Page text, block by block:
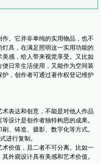
。它并非单纯的实用物品，也不
具，在满足照明这一实用功能的
感，给人带来视觉享受。又比如
日常生活使用，又能作为空间装
，创作者可通过著作权登记维护
表达和创意，不能是对他人作品
设计是创作者独特构思的成果。
、铸造、摄影、数字化等方式。
进行复制。
价值，且二者不可分离。比如一
外观设计具有美感和艺术价值。